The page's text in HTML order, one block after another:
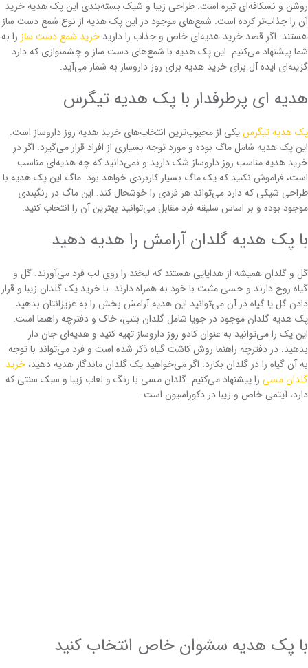
روشن و نسکافه‌ای تیره است. طراحی زیبا و شیک بسته‌بندی این پک هدیه خرید
آن را جذاب‌تر کرده است. شمع‌های موجود در این پک هدیه از نوع شمع دست ساز
هستند. اگر قصد خرید هدیه‌ای خاص و جذاب را دارید خرید شمع دست ساز را به
شما پیشنهاد می‌کنیم. این پک هدیه با شمع‌های دست ساز و چشمنوازی که دارد
گزینه‌ای ایده آل برای خرید هدیه برای روز داروساز به شمار می‌آید.
هدیه ای پرطرفدار با پک هدیه تیگرس
پک هدیه تیگرسیکی از محبوب‌ترین انتخاب‌های خرید هدیه روز داروساز است.
این پک هدیه شامل ماگ بوده و مورد توجه بسیاری از افراد قرار می‌گیرد. اگر در
خرید هدیه مناسب روز داروساز شک دارید و نمی‌دانید که چه هدیه‌ای مناسب
است، فراموش نکنید که یک ماگ بسیار کاربردی خواهد بود. ماگ این پک هدیه با
طراحی شیکی که دارد می‌تواند هر فردی را خوشحال کند. این ماگ در رنگبندی
موجود بوده و بر اساس سلیقه فرد مقابل می‌توانید بهترین آن را انتخاب کنید.
با پک هدیه گلدان آرامش را هدیه دهید
گل و گلدان همیشه از هدایایی هستند که لبخند را روی لب فرد می‌آورند. گل و
گیاه روح دارند و حسی مثبت با خود به همراه دارند. با خرید یک گلدان زیبا و قرار
دادن گل یا گیاه در آن می‌توانید این هدیه آرامش بخش را به عزیزانتان بدهید.
پک هدیه گلدان موجود در جویا شامل گلدان بتنی، خاک و دفترچه راهنما است.
این پک را می‌توانید به عنوان کادو روز داروساز تهیه کنید و هدیه‌ای جان دار
بدهید. در دفترچه راهنما روش کاشت گیاه ذکر شده است و فرد می‌تواند با توجه
به آن گیاه را در گلدان بکارد. اگر می‌خواهید یک گلدان ماندگار هدیه دهید، خرید
گلدان مسی را پیشنهاد می‌کنیم. گلدان مسی با رنگ و لعاب زیبا و سبک سنتی که
دارد، آیتمی خاص و زیبا در دکوراسیون است.
با پک هدیه سشوان خاص انتخاب کنید